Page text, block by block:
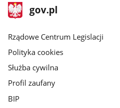
stopka
gov.plStrona
gov.pl
Rządowe Centrum Legislacji
Polityka cookies
Służba cywilna
Profil zaufany
BIP